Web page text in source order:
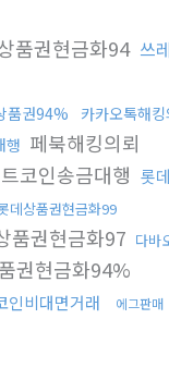
품권현금화94 쓰
품권94% 카카오톡해
행 페북해킹의뢰
코인송금대행 롯
데상품권현금화99
품권현금화97 다바
권현금화94%
인비대면거래 에그판매